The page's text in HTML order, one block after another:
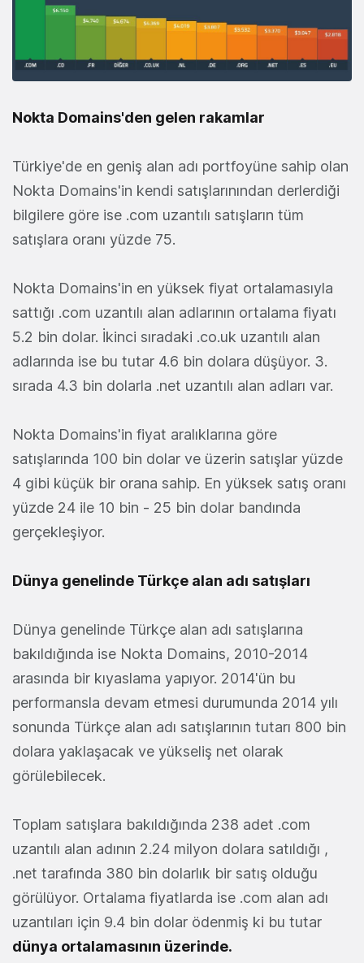
Nokta Domains'den gelen rakamlar
Türkiye'de en geniş alan adı portfoyüne sahip olan
Nokta Domains'in kendi satışlarınından derlerdiği
bilgilere göre ise .com uzantılı satışların tüm
satışlara oranı yüzde 75.
Nokta Domains'in en yüksek fiyat ortalamasıyla
sattığı .com uzantılı alan adlarının ortalama fiyatı
5.2 bin dolar. İkinci sıradaki .co.uk uzantılı alan
adlarında ise bu tutar 4.6 bin dolara düşüyor. 3.
sırada 4.3 bin dolarla .net uzantılı alan adları var.
Nokta Domains'in fiyat aralıklarına göre
satışlarında 100 bin dolar ve üzerin satışlar yüzde
4 gibi küçük bir orana sahip. En yüksek satış oranı
yüzde 24 ile 10 bin - 25 bin dolar bandında
gerçekleşiyor.
Dünya genelinde Türkçe alan adı satışları
Dünya genelinde Türkçe alan adı satışlarına
bakıldığında ise Nokta Domains, 2010-2014
arasında bir kıyaslama yapıyor. 2014'ün bu
performansla devam etmesi durumunda 2014 yılı
sonunda Türkçe alan adı satışlarının tutarı 800 bin
dolara yaklaşacak ve yükseliş net olarak
görülebilecek.
Toplam satışlara bakıldığında 238 adet .com
uzantılı alan adının 2.24 milyon dolara satıldığı ,
.net tarafında 380 bin dolarlık bir satış olduğu
görülüyor. Ortalama fiyatlarda ise .com alan adı
uzantıları için 9.4 bin dolar ödenmiş ki bu tutar
dünya ortalamasının üzerinde.